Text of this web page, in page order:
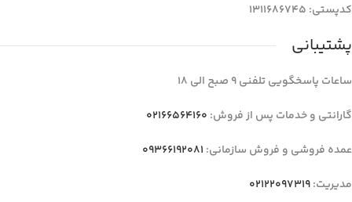
کدپستی: 1311686745
پشتیبانی
ساعات پاسخگویی تلفنی 9 صبح الی 18
گارانتی و خدمات پس از فروش: 02166564160
عمده فروشی و فروش سازمانی: 09366192081
مدیریت:02122097319